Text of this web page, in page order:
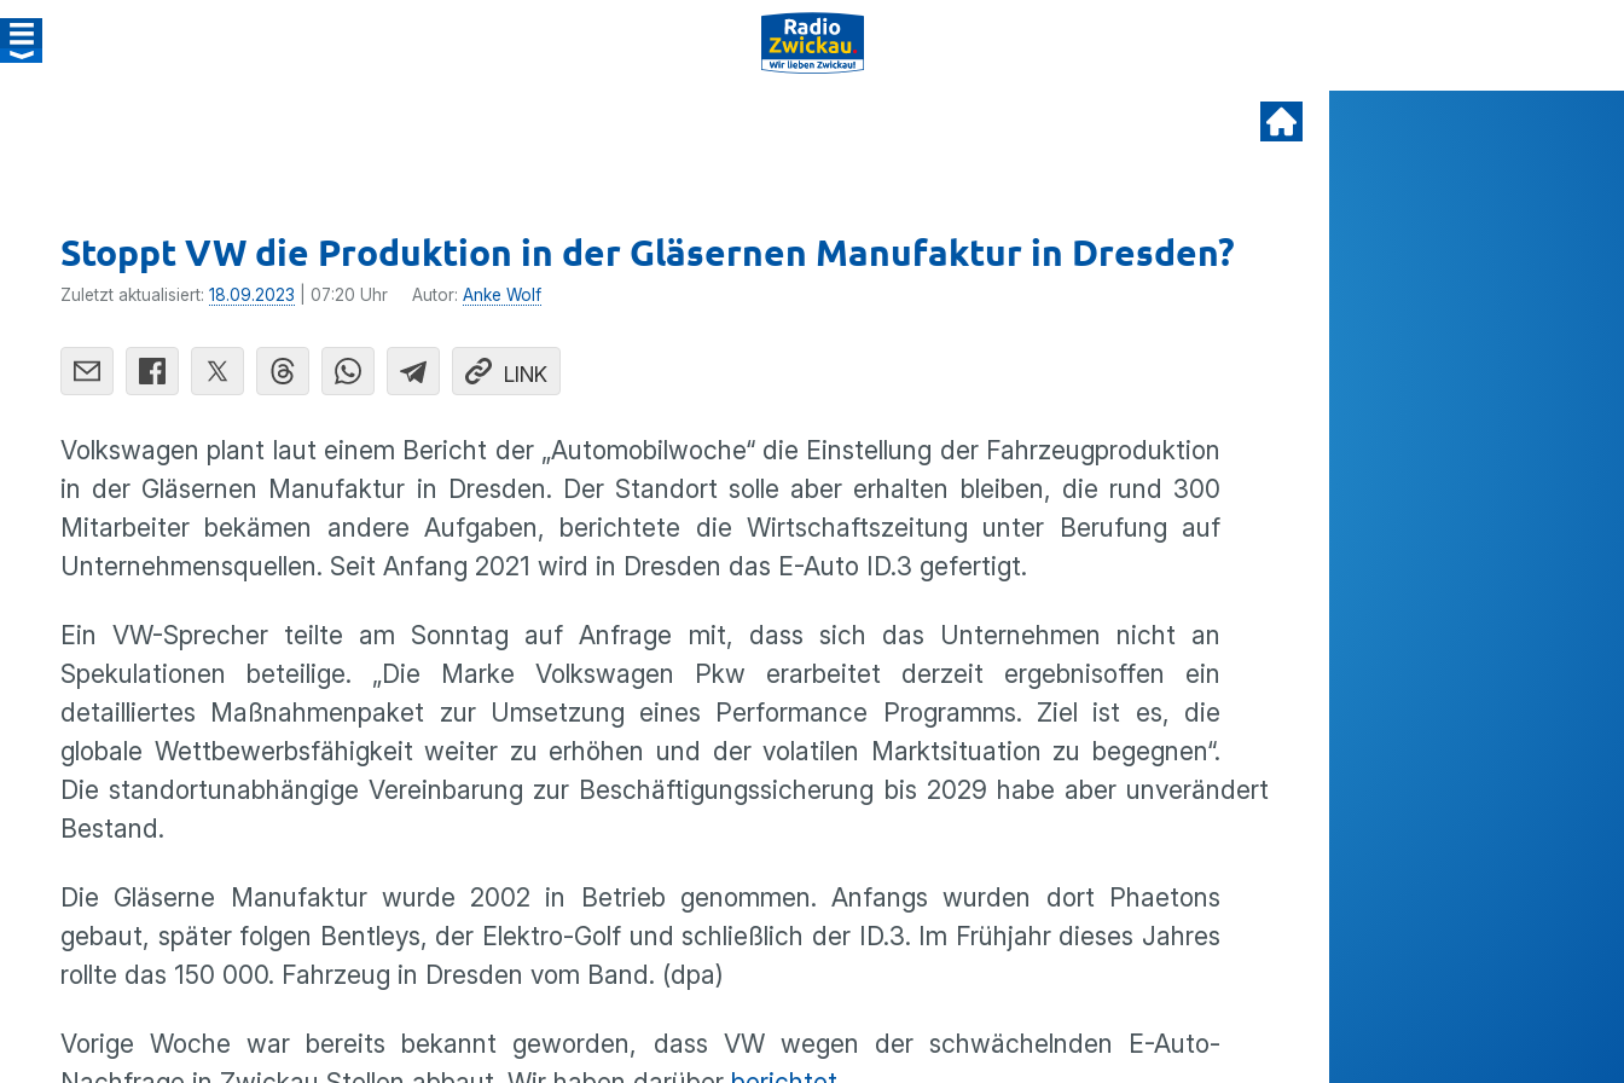
Stoppt VW die Produktion in der Gläsernen Manufaktur in Dresden?
Zuletzt aktualisiert: 18.09.2023 | 07:20 Uhr Autor: Anke Wolf
LINK
Volkswagen plant laut einem Bericht der „Automobilwoche“ die Einstellung der Fahrzeugproduktion
in der Gläsernen Manufaktur in Dresden. Der Standort solle aber erhalten bleiben, die rund 300
Mitarbeiter bekämen andere Aufgaben, berichtete die Wirtschaftszeitung unter Berufung auf
Unternehmensquellen. Seit Anfang 2021 wird in Dresden das E-Auto ID.3 gefertigt.
Ein VW-Sprecher teilte am Sonntag auf Anfrage mit, dass sich das Unternehmen nicht an
Spekulationen beteilige. „Die Marke Volkswagen Pkw erarbeitet derzeit ergebnisoffen ein
detailliertes Maßnahmenpaket zur Umsetzung eines Performance Programms. Ziel ist es, die
globale Wettbewerbsfähigkeit weiter zu erhöhen und der volatilen Marktsituation zu begegnen“.
Die standortunabhängige Vereinbarung zur Beschäftigungssicherung bis 2029 habe aber unverändert
Bestand.
Die Gläserne Manufaktur wurde 2002 in Betrieb genommen. Anfangs wurden dort Phaetons
gebaut, später folgen Bentleys, der Elektro-Golf und schließlich der ID.3. Im Frühjahr dieses Jahres
rollte das 150 000. Fahrzeug in Dresden vom Band. (dpa)
Vorige Woche war bereits bekannt geworden, dass VW wegen der schwächelnden E-Auto-